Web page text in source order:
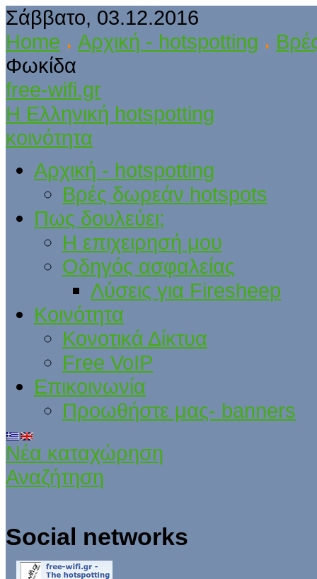
Σάββατο, 03.12.2016
Home
Αρχική - hotspotting
Φωκίδα
free-wifi.gr
Η Ελληνική hotspotting
κοινότητα
Αρχική - hotspotting
Βρές δωρεάν hotspots
Πως δουλεύει;
Η επιχειρησή μου
Οδηγός ασφαλείας
Λύσεις για Firesheep
Κοινότητα
Κονοτικά Δίκτυα
Free VoIP
Επικοινωνία
Προωθήστε μας- banners
Νέα καταχώρηση
Αναζήτηση
Social networks